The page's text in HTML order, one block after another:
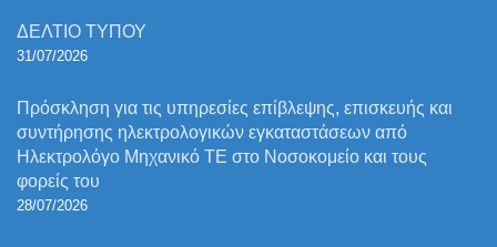
ΔΕΛΤΙΟ ΤΥΠΟΥ
31/07/2026
Πρόσκληση για τις υπηρεσίες επίβλεψης, επισκευής και
συντήρησης ηλεκτρολογικών εγκαταστάσεων από
Ηλεκτρολόγο Μηχανικό ΤΕ στο Νοσοκομείο και τους
φορείς του
28/07/2026